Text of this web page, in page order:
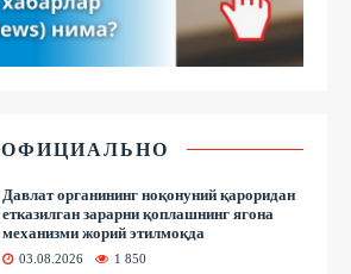
ОФИЦИАЛЬНО
Давлат органининг ноқонуний қароридан
етказилган зарарни қоплашнинг ягона
механизми жорий этилмоқда
03.08.2026 1 850